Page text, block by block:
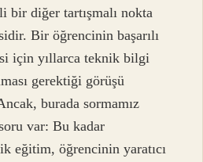
bir diğer tartışmalı nokta
Bir öğrencinin başarılı
için yıllarca teknik bilgi
gerektiği görüşü
burada sormamız
var: Bu kadar
eğitim, öğrencinin yaratıcı